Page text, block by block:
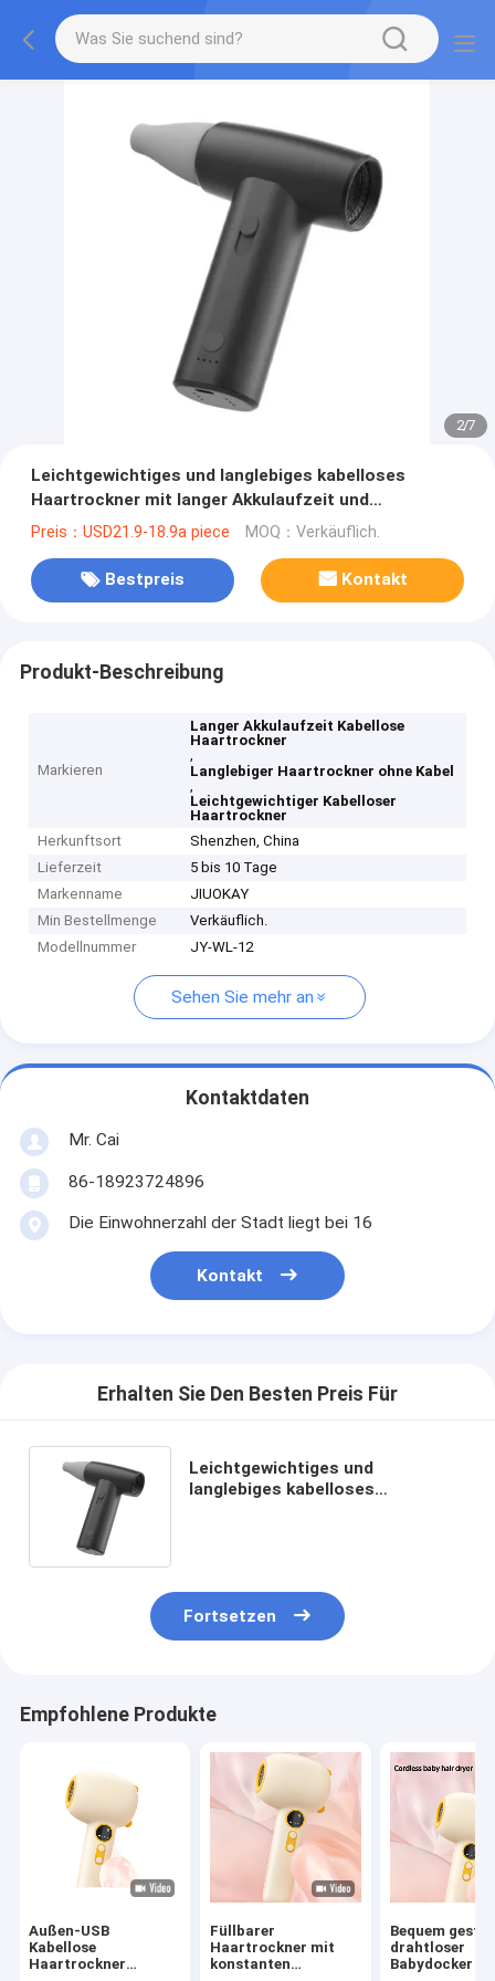
2/7
Leichtgewichtiges und langlebiges kabelloses
Haartrockner mit langer Akkulaufzeit und
Diffusoranschluss
Preis：USD21.9-18.9a piece MOQ：Verkäuflich.
Bestpreis Kontakt
Produkt-Beschreibung
Markieren
Langer Akkulaufzeit Kabellose
Haartrockner
,
Langlebiger Haartrockner ohne Kabel
,
Leichtgewichtiger Kabelloser
Haartrockner
Herkunftsort
Shenzhen, China
Lieferzeit
5 bis 10 Tage
Markenname
JIUOKAY
Min Bestellmenge
Verkäuflich.
Modellnummer
JY-WL-12
Sehen Sie mehr an
Kontaktdaten
Mr. Cai
86-18923724896
Die Einwohnerzahl der Stadt liegt bei 16
Kontakt
Erhalten Sie Den Besten Preis Für
Leichtgewichtiges und
langlebiges kabelloses
Fortsetzen
Empfohlene Produkte
Außen-USB
Kabellose
Haartrockner
Füllbarer
Haartrockner mit
konstanten
Bequem
drahtloser
Babydocker